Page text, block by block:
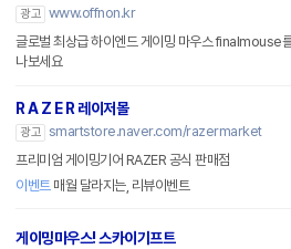
광고 www.offnon.kr
글로벌 최상급 하이엔드 게이밍 마우스 finalmouse
나보세요
R A Z E R 레이저몰
광고 smartstore.naver.com/razermarket
프리미엄 게이밍기어 RAZER 공식 판매점
이벤트매월 달라지는, 리뷰이벤트
게이밍마우스! 스카이기프트